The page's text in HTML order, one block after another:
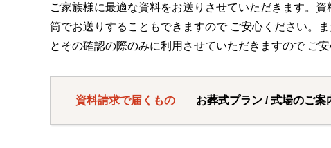
ご家族様に最適な資料をお送りさせていただきます。
筒でお送りすることもできますので ご安心ください。
とその確認の際のみに利用させていただきますので ご安
資料請求で届くもの お葬式プラン / 式場のご